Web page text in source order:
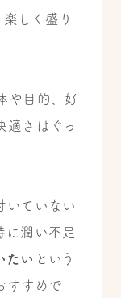
しく盛り
や目的、好
適さはぐっ
いていない
に潤い不足
たい という
すすめで